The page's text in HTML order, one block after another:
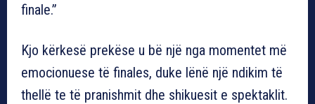
finale.”
Kjo kërkesë prekëse u bë një nga momentet më
emocionuese të finales, duke lënë një ndikim të
thellë te të pranishmit dhe shikuesit e spektaklit.